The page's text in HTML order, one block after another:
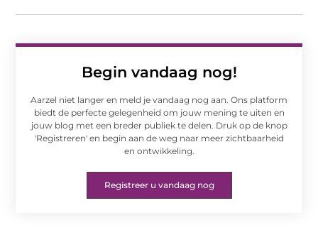
Begin vandaag nog!
Aarzel niet langer en meld je vandaag nog aan. Ons platform
biedt de perfecte gelegenheid om jouw mening te uiten en
jouw blog met een breder publiek te delen. Druk op de knop
'Registreren' en begin aan de weg naar meer zichtbaarheid
en ontwikkeling.
Registreer u vandaag nog